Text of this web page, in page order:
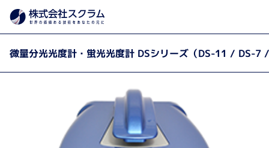
微量分光光度計・蛍光光度計 DSシリーズ（DS-11 / DS-7